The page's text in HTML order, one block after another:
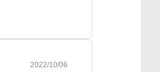
2022/10/06